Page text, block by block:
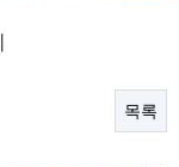
목록